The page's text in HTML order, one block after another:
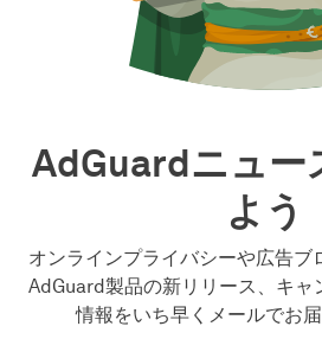
AdGuardニュー
よう
オンラインプライバシーや広告ブ
AdGuard製品の新リリース、キャ
情報をいち早くメールでお届